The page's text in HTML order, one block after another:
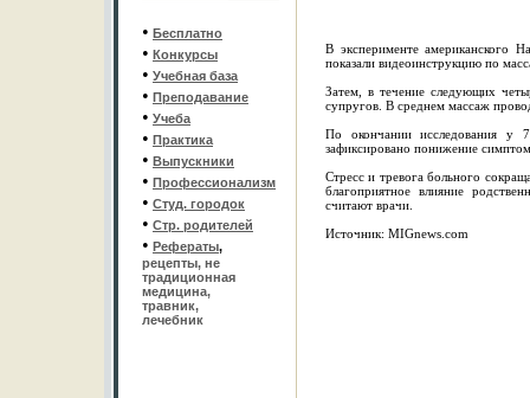
• Бесплатно
• Конкурсы
• Учебная база
• Преподавание
• Учеба
• Практика
• Выпускники
• Профессионализм
• Студ. городок
• Стр. родителей
• Рефераты,
рецепты, не
традиционная
медицина,
травник,
лечебник
В эксперименте американского
показали видеоинструкцию по
Затем, в течение следующих
супругов. В среднем массаж
По окончании исследования у
зафиксировано понижение
Стресс и тревога больного
благоприятное влияние
считают врачи.
Источник: MIGnews.com